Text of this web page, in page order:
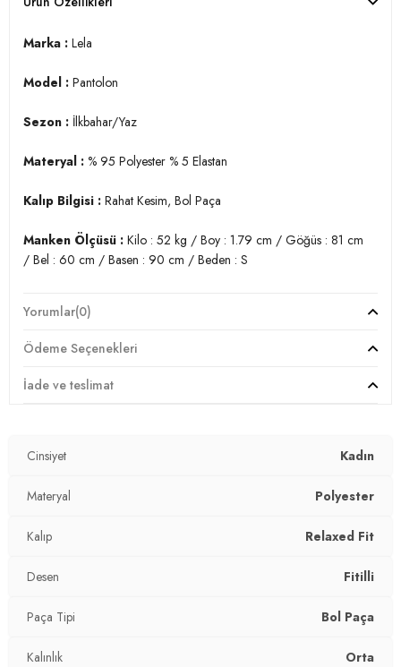
Marka : Lela
Model : Pantolon
Sezon : İlkbahar/Yaz
Materyal : % 95 Polyester % 5 Elastan
Kalıp Bilgisi : Rahat Kesim, Bol Paça
Manken Ölçüsü : Kilo : 52 kg / Boy : 1.79 cm / Göğüs : 81 cm
/ Bel : 60 cm / Basen : 90 cm / Beden : S
2DY5865028.403
Yorumlar(0)
Ödeme Seçenekleri
İade ve teslimat
Cinsiyet Kadın
Materyal Polyester
Kalıp Relaxed Fit
Desen Fitilli
Paça Tipi Bol Paça
Kalınlık Orta